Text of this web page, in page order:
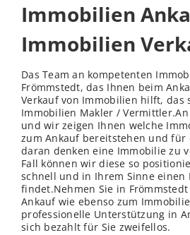
Immobilien
Immobilien
Das Team an kompetenten
Frömmstedt, das Ihnen beim
Verkauf von Immobilien hilft, das
Immobilien Makler /
und wir zeigen Ihnen welche
zum Ankauf bereitstehen und für
daran denken eine Immobilie zu
Fall können wir diese so
schnell und in Ihrem Sinne einen
findet.Nehmen Sie in
Ankauf wie ebenso zum
professionelle Unterstützung in
sich bezahlt für Sie zweifellos.